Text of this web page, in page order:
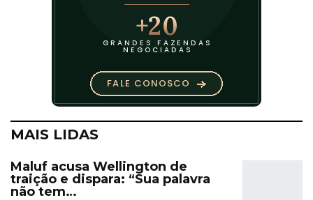
MAIS LIDAS
Maluf acusa Wellington de
traição e dispara: “Sua palavra
não tem…